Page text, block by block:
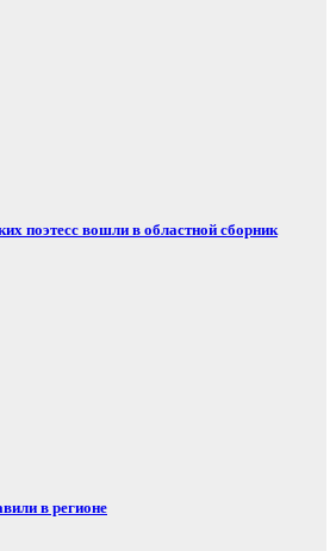
поэтесс вошли в областной сборник
в регионе